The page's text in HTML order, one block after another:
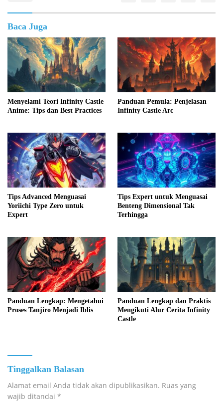
Baca Juga
Menyelami Teori Infinity Castle
Anime: Tips dan Best Practices
Panduan Pemula: Penjelasan
Infinity Castle Arc
Tips Advanced Menguasai
Yoriichi Type Zero untuk
Expert
Tips Expert untuk Menguasai
Benteng Dimensional Tak
Terhingga
Panduan Lengkap: Mengetahui
Proses Tanjiro Menjadi Iblis
Panduan Lengkap dan Praktis
Mengikuti Alur Cerita Infinity
Castle
Tinggalkan Balasan
Alamat email Anda tidak akan dipublikasikan. Ruas yang
wajib ditandai *